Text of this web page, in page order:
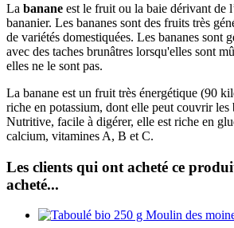
La banane est le fruit ou la baie dérivant de
bananier. Les bananes sont des fruits très
de variétés domestiquées. Les bananes sont
avec des taches brunâtres lorsqu'elles sont
elles ne le sont pas.
La banane est un fruit très énergétique (90
riche en potassium, dont elle peut couvrir les
Nutritive, facile à digérer, elle est riche en
calcium, vitamines A, B et C.
Les clients qui ont acheté ce
acheté...